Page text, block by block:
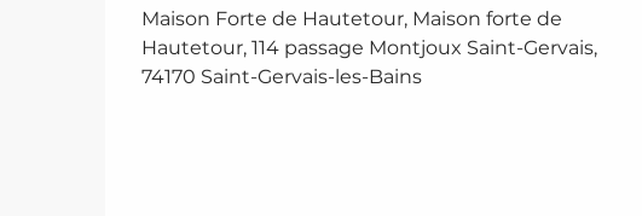
Maison Forte de Hautetour, Maison forte de
Hautetour, 114 passage Montjoux Saint-Gervais,
74170 Saint-Gervais-les-Bains